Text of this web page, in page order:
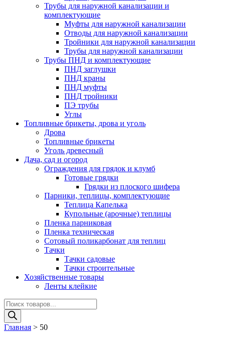
Трубы для наружной канализации и
комплектующие
Муфты для наружной канализации
Отводы для наружной канализации
Тройники для наружной канализации
Трубы для наружной канализации
Трубы ПНД и комплектующие
ПНД заглушки
ПНД краны
ПНД муфты
ПНД тройники
ПЭ трубы
Углы
Топливные брикеты, дрова и уголь
Дрова
Топливные брикеты
Уголь древесный
Дача, сад и огород
Ограждения для грядок и клумб
Готовые грядки
Грядки из плоского шифера
Парники, теплицы, комплектующие
Теплица Капелька
Купольные (арочные) теплицы
Пленка парниковая
Пленка техническая
Сотовый поликарбонат для теплиц
Тачки
Тачки садовые
Тачки строительные
Хозяйственные товары
Ленты клейкие
Поиск
товаров
Главная > 50